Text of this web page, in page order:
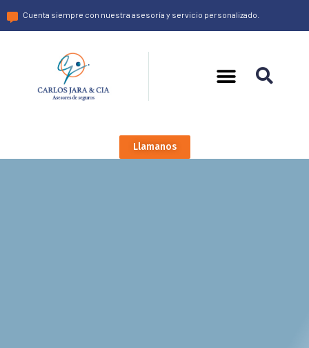
Cuenta siempre con nuestra asesoría y servicio personalizado.
Llamanos